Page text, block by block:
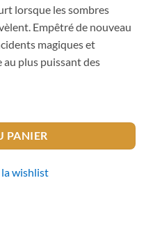
lorsque les sombres
Empêtré de nouveau
magiques et
au plus puissant des
PANIER
wishlist